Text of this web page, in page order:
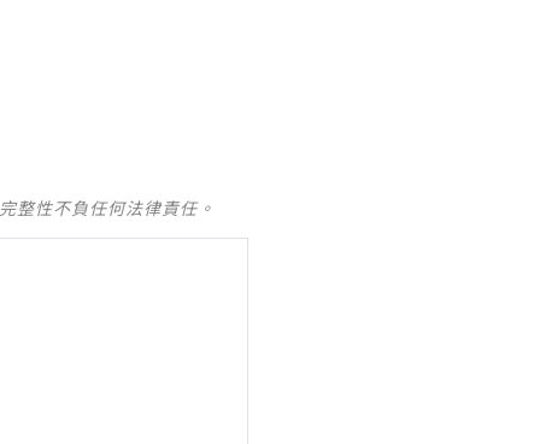
整性不負任何法律責任。